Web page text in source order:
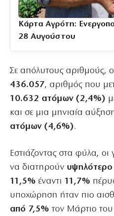
Κάρτα Αγρότη:
28 Αυγούστου
Σε απόλυτους αριθμούς,
436.057, αριθμός που
10.632 ατόμων (2,4%)
και σε μια μηνιαία
ατόμων (4,6%).
Εστιάζοντας στα φύλα, οι
να διατηρούν υψηλότερο
11,5% έναντι 11,7%
υποχώρηση ήταν πιο
από 7,5% τον Μάρτιο